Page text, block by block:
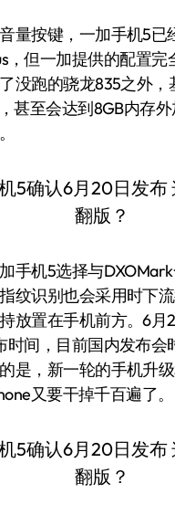
量按键，一加手机5已
，但一加提供的配置完
没跑的骁龙835之外，
甚至会达到8GB内存外
手机5选择与
纹识别也会采用时下
放置在手机前方。6月
时间，目前国内发布会
是，新一轮的手机升
又要干掉千百遍了。